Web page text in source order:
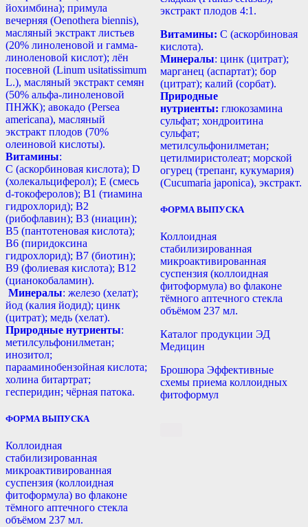
йохимбина); примула
вечерняя (Oenothera biennis),
масляный экстракт листьев
(20% линоленовой и гамма-
линоленовой кислот); лён
посевной (Linum usitatissimum
L.), масляный экстракт семян
(50% альфа-линоленовой
ПНЖК); авокадо (Persea
americana), масляный
экстракт плодов (70%
олеиновой кислоты).
Витамины:
С (аскорбиновая кислота); D
(холекальциферол); E (смесь
d-токоферолов); B1 (тиамина
гидрохлорид); B2
(рибофлавин); B3 (ниацин);
B5 (пантотеновая кислота);
B6 (пиридоксина
гидрохлорид); B7 (биотин);
B9 (фолиевая кислота); B12
(цианокобаламин).
Минералы: железо (хелат);
йод (калия йодид); цинк
(цитрат); медь (хелат).
Природные нутриенты:
метилсульфонилметан;
инозитол;
парааминобензойная кислота;
холина битартрат;
гесперидин; чёрная патока.
ФОРМА ВЫПУСКА
Коллоидная
стабилизированная
микроактивированная
суспензия (коллоидная
фитоформула) во флаконе
тёмного аптечного стекла
объёмом 237 мл.
экстракт плодов 4:1.
Витамины: С (аскорбиновая
кислота).
Минералы: цинк (цитрат);
марганец (аспартат); бор
(цитрат); калий (сорбат).
Природные
нутриенты: глюкозамина
сульфат; хондроитина
сульфат;
метилсульфонилметан;
цетилмиристолеат; морской
огурец (трепанг, кукумария)
(Cucumaria japonica), экстракт.
ФОРМА ВЫПУСКА
Коллоидная
стабилизированная
микроактивированная
суспензия (коллоидная
фитоформула) во флаконе
тёмного аптечного стекла
объёмом 237 мл.
Каталог продукции ЭД
Медицин
Брошюра Эффективные
схемы приема коллоидных
фитоформул